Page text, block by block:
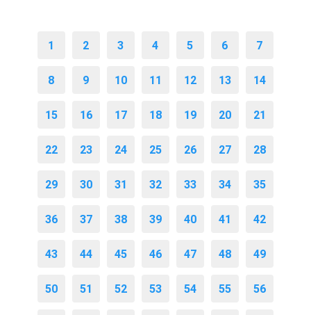
1 2 3 4 5 6 7
8 9 10 11 12 13 14
15 16 17 18 19 20 21
22 23 24 25 26 27 28
29 30 31 32 33 34 35
36 37 38 39 40 41 42
43 44 45 46 47 48 49
50 51 52 53 54 55 56